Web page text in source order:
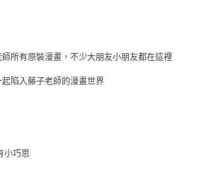
所有原裝漫畫，不少大朋友小朋友都在這裡
陷入藤子老師的漫畫世界
小巧思